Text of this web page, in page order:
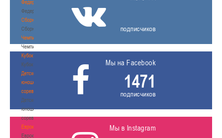
Федерация
Федерация
Сборные
Сборные
Чемпионат
Чемпионат
Кубок
Кубок
Детско-
юношеские
соревнования
Детско-
юношеские
соревнования
Еврокубки
Еврокубки
подписчиков
Мы на Facebook
1471
подписчиков
Мы в Instagram